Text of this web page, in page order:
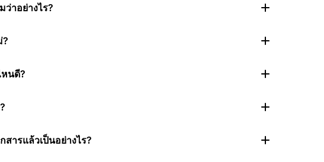
าอย่างไร?
?
หนดี?
สารแล้วเป็นอย่างไร?